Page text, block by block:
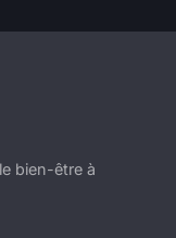
bien-être à